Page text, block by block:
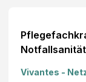
Vivantes -